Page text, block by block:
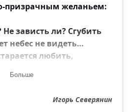
призрачным желаньем:
Не зависть ли? Сгубить
небес не видеть…
любить,
Больше
Игорь Северянин